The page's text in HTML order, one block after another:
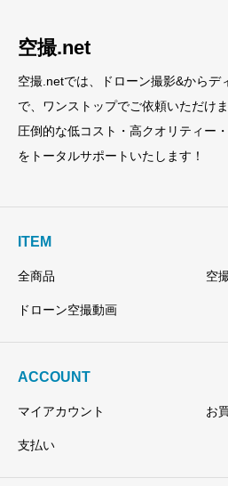
空撮.net
空撮.netでは、ドローン撮影&からデ
で、ワンストップでご依頼いただけま
圧倒的な低コスト・高クオリティー
をトータルサポートいたします！
ITEM
全商品 空
ドローン空撮動画
ACCOUNT
マイアカウント お
支払い